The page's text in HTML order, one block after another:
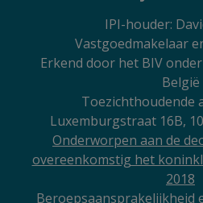
IPI-houder:
Vastgoedmakelaar
Erkend door het BIV
België
Toezichthoudende
Luxemburgstraat 16B,
Onderworpen aan de
overeenkomstig het
2018
Beroepsaansprakelijkheid